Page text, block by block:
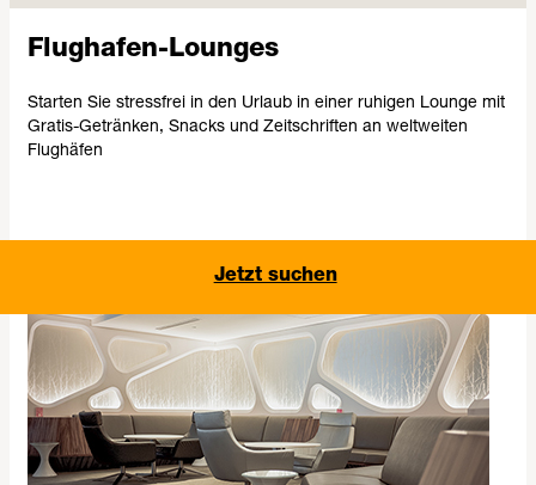
Flughafen-Lounges
Starten Sie stressfrei in den Urlaub in einer ruhigen Lounge mit
Gratis-Getränken, Snacks und Zeitschriften an weltweiten
Flughäfen
Jetzt suchen